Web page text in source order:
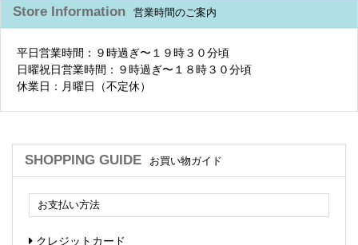
Store Information 営業時間のご案内
平日営業時間：９時過ぎ〜１９時３０分頃
日曜祝日営業時間：９時過ぎ〜１８時３０分頃
休業日：月曜日（不定休）
SHOPPING GUIDE お買い物ガイド
お支払い方法
クレジットカード